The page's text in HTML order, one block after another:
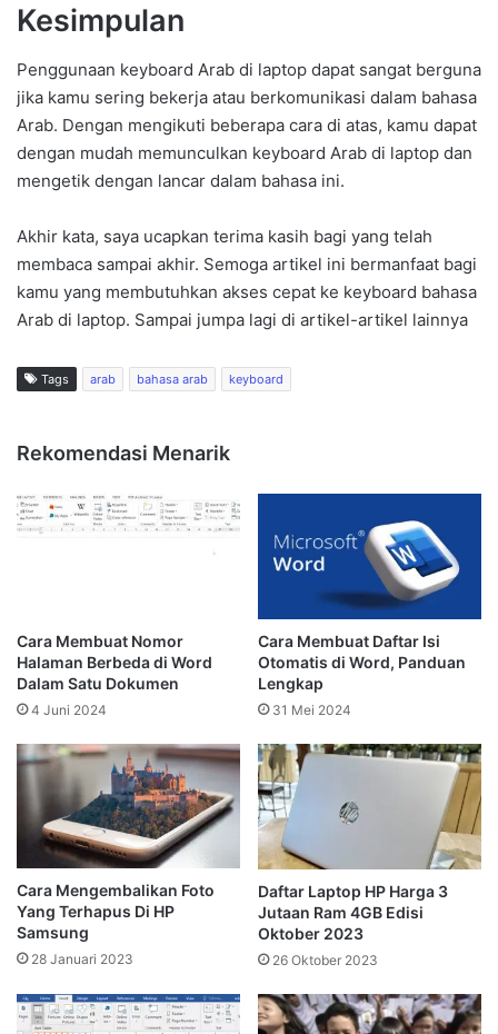
Kesimpulan
Penggunaan keyboard Arab di laptop dapat sangat berguna
jika kamu sering bekerja atau berkomunikasi dalam bahasa
Arab. Dengan mengikuti beberapa cara di atas, kamu dapat
dengan mudah memunculkan keyboard Arab di laptop dan
mengetik dengan lancar dalam bahasa ini.
Akhir kata, saya ucapkan terima kasih bagi yang telah
membaca sampai akhir. Semoga artikel ini bermanfaat bagi
kamu yang membutuhkan akses cepat ke keyboard bahasa
Arab di laptop. Sampai jumpa lagi di artikel-artikel lainnya
Tags arab bahasa arab keyboard
Rekomendasi Menarik
Cara Membuat Nomor
Halaman Berbeda di Word
Dalam Satu Dokumen
4 Juni 2024
Cara Membuat Daftar Isi
Otomatis di Word, Panduan
Lengkap
31 Mei 2024
Cara Mengembalikan Foto
Yang Terhapus Di HP
Samsung
28 Januari 2023
Daftar Laptop HP Harga 3
Jutaan Ram 4GB Edisi
Oktober 2023
26 Oktober 2023